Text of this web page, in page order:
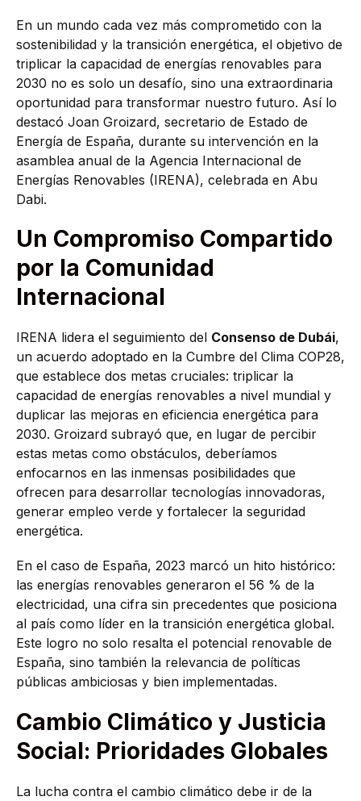
En un mundo cada vez más comprometido con la
sostenibilidad y la transición energética, el objetivo de
triplicar la capacidad de energías renovables para
2030 no es solo un desafío, sino una extraordinaria
oportunidad para transformar nuestro futuro. Así lo
destacó Joan Groizard, secretario de Estado de
Energía de España, durante su intervención en la
asamblea anual de la Agencia Internacional de
Energías Renovables (IRENA), celebrada en Abu
Dabi.
Un Compromiso Compartido
por la Comunidad
Internacional
IRENA lidera el seguimiento del Consenso de Dubái,
un acuerdo adoptado en la Cumbre del Clima COP28,
que establece dos metas cruciales: triplicar la
capacidad de energías renovables a nivel mundial y
duplicar las mejoras en eficiencia energética para
2030. Groizard subrayó que, en lugar de percibir
estas metas como obstáculos, deberíamos
enfocarnos en las inmensas posibilidades que
ofrecen para desarrollar tecnologías innovadoras,
generar empleo verde y fortalecer la seguridad
energética.
En el caso de España, 2023 marcó un hito histórico:
las energías renovables generaron el 56 % de la
electricidad, una cifra sin precedentes que posiciona
al país como líder en la transición energética global.
Este logro no solo resalta el potencial renovable de
España, sino también la relevancia de políticas
públicas ambiciosas y bien implementadas.
Cambio Climático y Justicia
Social: Prioridades Globales
La lucha contra el cambio climático debe ir de la